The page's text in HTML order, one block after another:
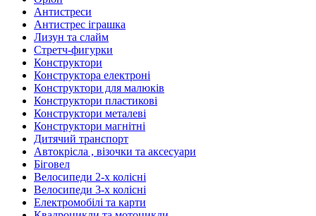
Антистреси
Антистрес іграшка
Лизун та слайм
Стретч-фигурки
Конструктори
Конструктора електроні
Конструктори для малюків
Конструктори пластикові
Конструктори металеві
Конструктори магнітні
Дитячий транспорт
Автокрісла , візочки та аксесуари
Біговел
Велосипеди 2-х колісні
Велосипеди 3-х колісні
Електромобілі та карти